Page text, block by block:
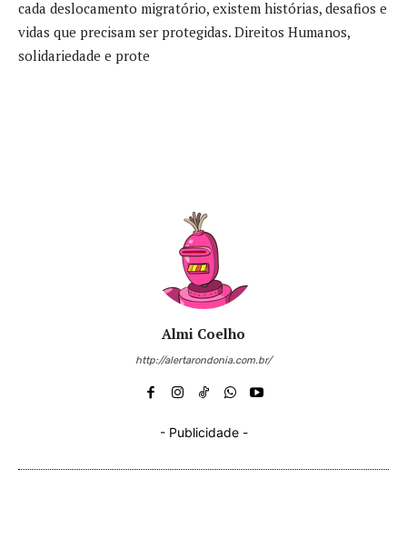
cada deslocamento migratório, existem histórias, desafios e
vidas que precisam ser protegidas. Direitos Humanos,
solidariedade e prote
Almi Coelho
http://alertarondonia.com.br/
- Publicidade -